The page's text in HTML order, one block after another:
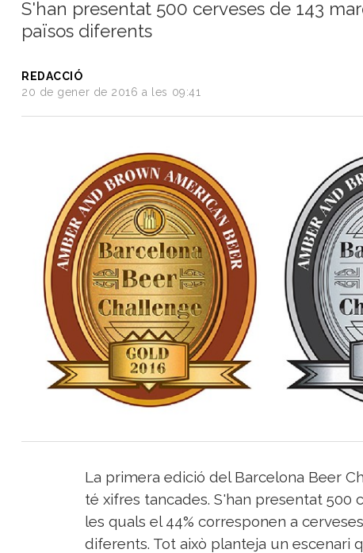
del
Vi
i
Vi
Receptes
cuina
Vídeos
Gastronomia
Opinió
Espai
Nutrició
Sorteigs
S'han presentat 500 cerveses de 143
països diferents
REDACCIÓ
20 de gener de 2016 a les 09:41
La primera edició del Barcelona Beer
té xifres tancades. S'han presentat 500
les quals el 44% corresponen a
diferents. Tot això planteja un escenari